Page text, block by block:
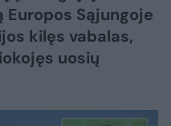
Sąjungoje
kilęs vabalas,
uosių